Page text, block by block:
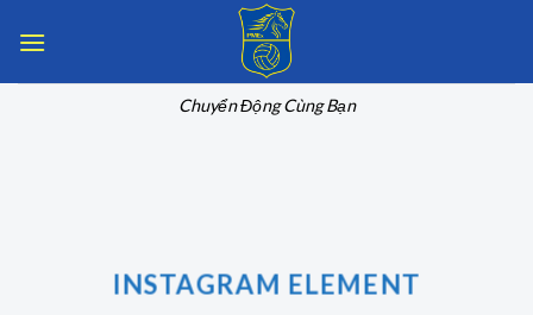
Chuyển Động Cùng Bạn
INSTAGRAM ELEMENT